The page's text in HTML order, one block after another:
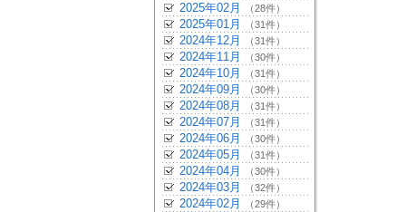
2025年02月 （28件）
2025年01月 （31件）
2024年12月 （31件）
2024年11月 （30件）
2024年10月 （31件）
2024年09月 （30件）
2024年08月 （31件）
2024年07月 （31件）
2024年06月 （30件）
2024年05月 （31件）
2024年04月 （30件）
2024年03月 （32件）
2024年02月 （29件）